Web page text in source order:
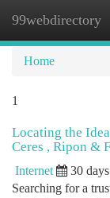
99webdirectory
Home
1
Locating the
Ceres , Ripon &
Internet 30
Searching for a